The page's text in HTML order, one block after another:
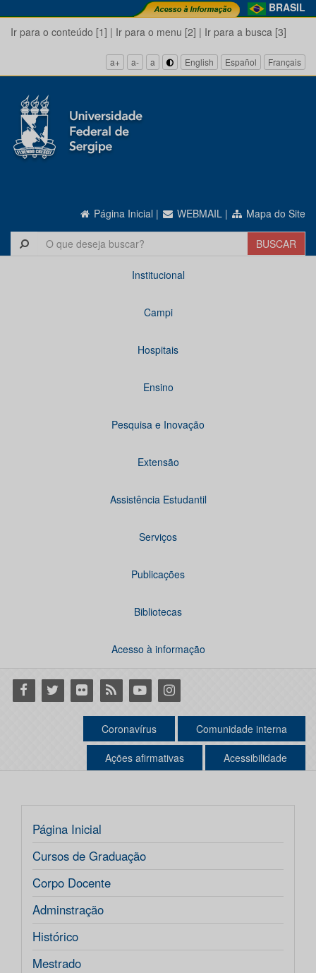
BRASIL
Ir para o conteúdo [1] | Ir para o menu [2] | Ir para a busca [3]
a+ a- a English Español Français
Página Inicial | WEBMAIL | Mapa do Site
Institucional
Campi
Hospitais
Ensino
Pesquisa e Inovação
Extensão
Assistência Estudantil
Serviços
Publicações
Bibliotecas
Acesso à informação
Facebook
Twitter Flickr RSS YoutubeInstagram
Coronavírus Comunidade interna
Ações afirmativas Acessibilidade
Página Inicial
Cursos de Graduação
Corpo Docente
Adminstração
Histórico
Mestrado